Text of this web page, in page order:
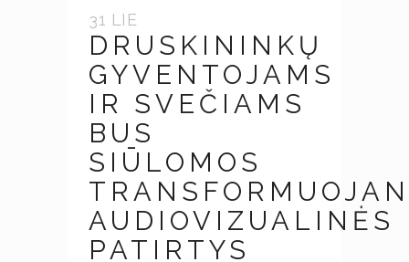
31 LIE
DRUSKININKŲ
GYVENTOJAMS
IR SVEČIAMS
BUS
SIŪLOMOS
AUDIOVIZUALINĖS
PATIRTYS